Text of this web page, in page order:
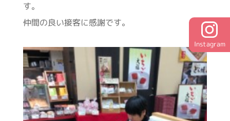
す。
仲間の良い接客に感謝です。
Instagram